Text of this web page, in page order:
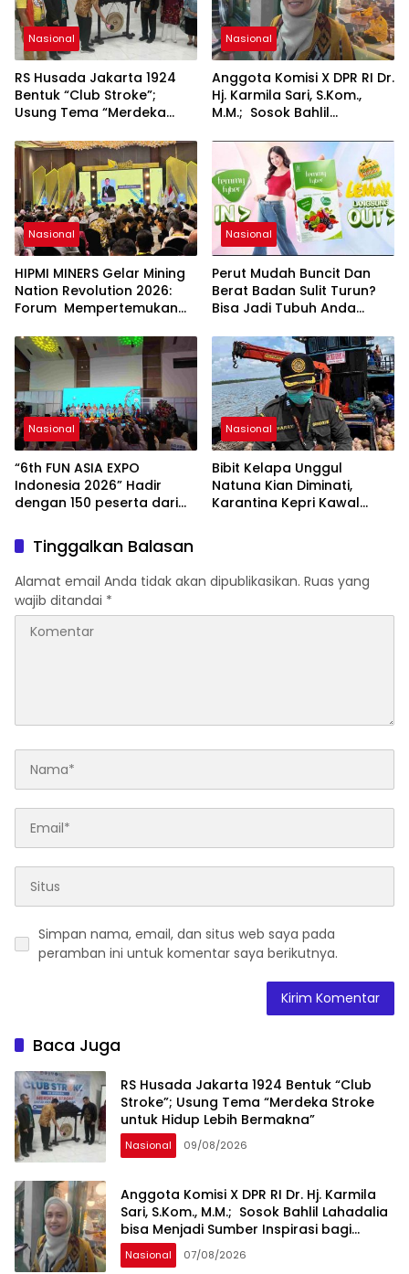
Nasional
RS Husada Jakarta 1924
Bentuk “Club Stroke”;
Usung Tema “Merdeka
Bermakna”
Nasional
Anggota Komisi X DPR RI Dr.
Hj. Karmila Sari, S.Kom.,
M.M.; Sosok Bahlil
Sumber Inspirasi bagi
Generasi Muda, Pelaku
Usaha, Pemerintah,
maupun Pemangku
Kepentingan lainnya untuk
bersama-sama
Memberikan Kontribusi
bagi Pembangunan
Nasional.
Nasional
HIPMI MINERS Gelar Mining
Nation Revolution 2026:
Forum Mempertemukan
Investor, Akademisi, dan
Pengusaha dalam
Mendukung Percepatan
Hilirisasi Nasional.
Nasional
Perut Mudah Buncit Dan
Berat Badan Sulit Turun?
Bisa Jadi Tubuh Anda
Nasional
“6th FUN ASIA EXPO
Indonesia 2026” Hadir
dengan 150 peserta dari
Industri Taman Rekreasi
dan Ekosistem Pariwisata
di Tanah Air
Nasional
Bibit Kelapa Unggul
Natuna Kian Diminati,
Karantina Kepri Kawal
Tinggalkan Balasan
Alamat email Anda tidak akan dipublikasikan. Ruas yang
wajib ditandai *
Simpan nama, email, dan situs web saya pada
peramban ini untuk komentar saya berikutnya.
Baca Juga
RS Husada Jakarta 1924 Bentuk “Club
Stroke”; Usung Tema “Merdeka Stroke
untuk Hidup Lebih Bermakna”
Nasional 09/08/2026
Anggota Komisi X DPR RI Dr. Hj. Karmila
Sari, S.Kom., M.M.; Sosok Bahlil Lahadalia
bisa Menjadi Sumber Inspirasi bagi
Generasi Muda, Pelaku Usaha,
Pemerintah, maupun Pemangku
Nasional 07/08/2026